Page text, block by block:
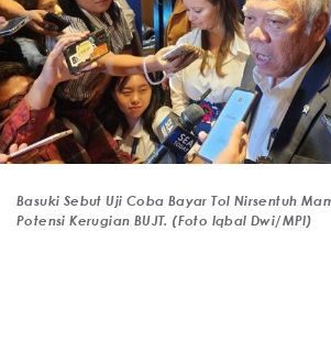
Basuki Sebut Uji Coba Bayar Tol Nirsentuh
Potensi Kerugian BUJT. (Foto Iqbal Dwi/MPI)